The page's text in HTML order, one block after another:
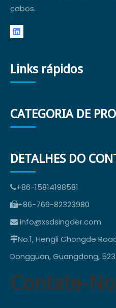
cabos.
Links rápidos
CATEGORIA DE
DETALHES DO
+86-15814198581
+86-769-82323980
 info@xsdsingder.com
No.1, Hengli Chongde
Dongguan, Guangdong,
Contate-